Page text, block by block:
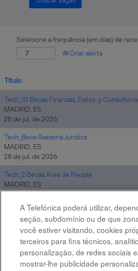
Selecione a frequência (em dias) de
Criar alerta
Título
Tech_10 Becas Finanzas, Datos, y
MADRID, ES
28 de jul. de 2026
Tech_Beca Asesoría Juridica
MADRID, ES
28 de jul. de 2026
Tech_2 Becas Area de People
MADRID, ES
28 de jul. de 2026
Tech_25 Becas Telefónica Tech
MADRID, ES
30 de jul. de 2026
A Telefónica poderá utilizar,
seção, subdomínio ou de que
você estiver visitando, cookies
terceiros para fins técnicos,
personalização, de redes sociais
mostrar-lhe publicidade